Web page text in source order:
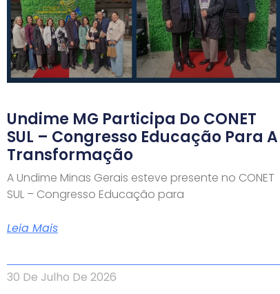
Undime MG Participa Do CONET
SUL – Congresso Educação Para A
Transformação
A Undime Minas Gerais esteve presente no CONET
SUL – Congresso Educação para
Leia Mais
30 De Julho De 2026